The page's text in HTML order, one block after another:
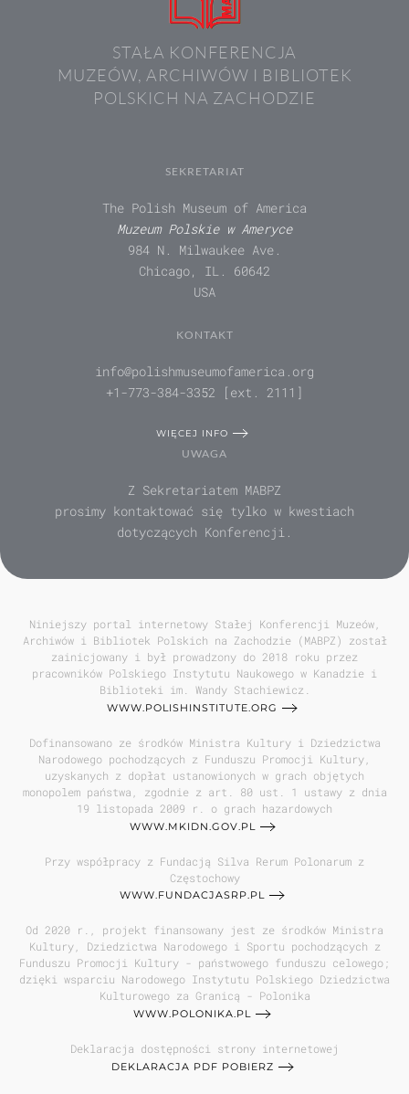
STAŁA KONFERENCJA
MUZEÓW, ARCHIWÓW I BIBLIOTEK
POLSKICH NA ZACHODZIE
SEKRETARIAT
The Polish Museum of America
Muzeum Polskie w Ameryce
984 N. Milwaukee Ave.
Chicago, IL. 60642
USA
KONTAKT
info@polishmuseumofamerica.org
+1-773-384-3352 [ext. 2111]
WIĘCEJ INFO
UWAGA
Z Sekretariatem MABPZ
prosimy kontaktować się tylko w kwestiach
dotyczących Konferencji.
Niniejszy portal internetowy Stałej Konferencji Muzeów,
Archiwów i Bibliotek Polskich na Zachodzie (MABPZ) został
zainicjowany i był prowadzony do 2018 roku przez
pracowników Polskiego Instytutu Naukowego w Kanadzie i
Biblioteki im. Wandy Stachiewicz.
WWW.POLISHINSTITUTE.ORG
Dofinansowano ze środków Ministra Kultury i Dziedzictwa
Narodowego pochodzących z Funduszu Promocji Kultury,
uzyskanych z dopłat ustanowionych w grach objętych
monopolem państwa, zgodnie z art. 80 ust. 1 ustawy z dnia
19 listopada 2009 r. o grach hazardowych
WWW.MKIDN.GOV.PL
Przy współpracy z Fundacją Silva Rerum Polonarum z
Częstochowy
WWW.FUNDACJASRP.PL
Od 2020 r., projekt finansowany jest ze środków Ministra
Kultury, Dziedzictwa Narodowego i Sportu pochodzących z
Funduszu Promocji Kultury - państwowego funduszu celowego;
dzięki wsparciu Narodowego Instytutu Polskiego Dziedzictwa
Kulturowego za Granicą - Polonika
WWW.POLONIKA.PL
Deklaracja dostępności strony internetowej
DEKLARACJA PDF POBIERZ